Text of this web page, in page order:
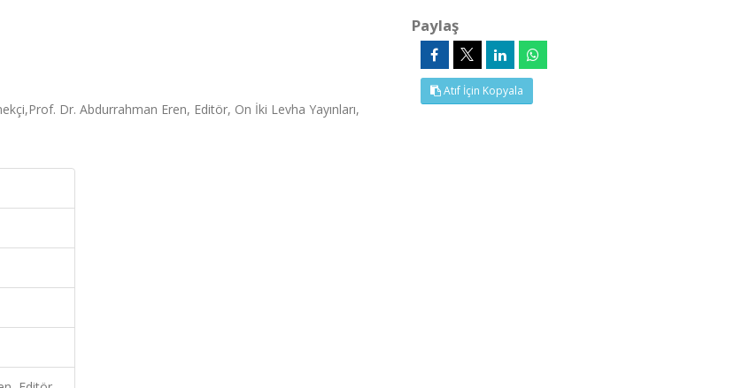
Dr. Abdurrahman Eren, Editör, On İki Levha Yayınları,
Paylaş
Atıf İçin Kopyala